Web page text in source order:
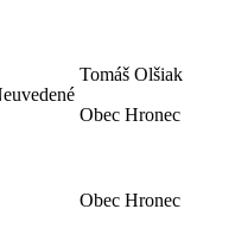
Tomáš Olšiak
Obec Hronec
Obec Hronec